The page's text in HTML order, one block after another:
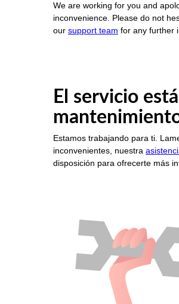
We are working for you and
inconvenience. Please do not
our support team for any further
El servicio
Estamos trabajando para ti.
inconvenientes, nuestra
disposición para ofrecerte más